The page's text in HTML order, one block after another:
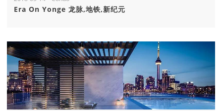
Era On Yonge 龙脉,地铁,新纪元